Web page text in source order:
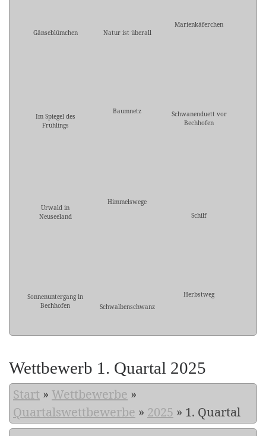
Gänseblümchen Natur ist überall
Marienkäferchen
Im Spiegel des
Frühlings
Baumnetz
Schwanenduett vor
Bechhofen
Urwald in
Neuseeland
Himmelswege
Schilf
Sonnenuntergang in
Bechhofen
Schwalbenschwanz
Herbstweg
Wettbewerb 1. Quartal 2025
Start » Wettbewerbe »
Quartalswettbewerbe » 2025 » 1. Quartal